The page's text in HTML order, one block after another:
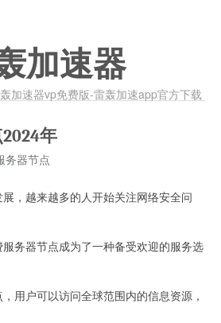
加速器
加速器vp免费版-雷轰加速app官方下载
年
务器节点
越来越多的人开始关注网络安全问
务器节点成为了一种备受欢迎的服务选
户可以访问全球范围内的信息资源，